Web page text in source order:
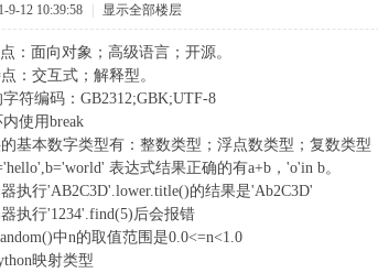
9-12 10:39:58 显示全部楼层
：面向对象；高级语言；开源。
：交互式；解释型。
符编码：GB2312;GBK;UTF-8
使用break
的基本数字类型有：整数类型；浮点数类型；复数类型
表达式结果正确的有a+b，'o'in b。
执行'AB2C3D'.lower.title()的结果是'Ab2C3D'
执行'1234'.find(5)后会报错
中n的取值范围是0.0<=n<1.0
映射类型